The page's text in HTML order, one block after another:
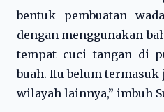
bentuk pembuatan
dengan menggunakan
tempat cuci tangan di
buah. Itu belum
wilayah lainnya,” imbuh